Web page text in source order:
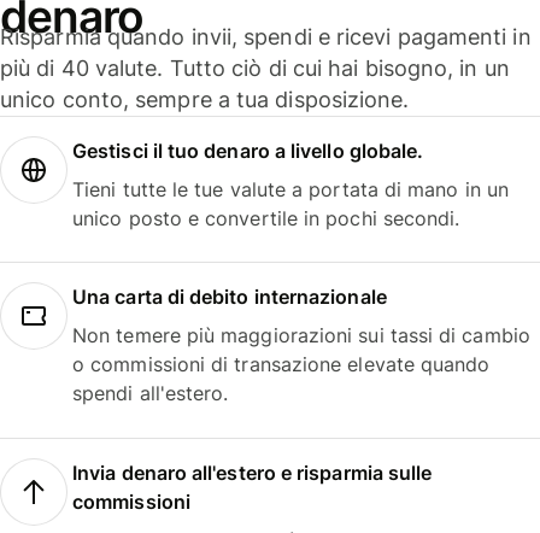
denaro
Risparmia quando invii, spendi e ricevi pagamenti in
più di 40 valute. Tutto ciò di cui hai bisogno, in un
unico conto, sempre a tua disposizione.
Gestisci il tuo denaro a livello globale.
Tieni tutte le tue valute a portata di mano in un
unico posto e convertile in pochi secondi.
Una carta di debito internazionale
Non temere più maggiorazioni sui tassi di cambio
o commissioni di transazione elevate quando
spendi all'estero.
Invia denaro all'estero e risparmia sulle
commissioni